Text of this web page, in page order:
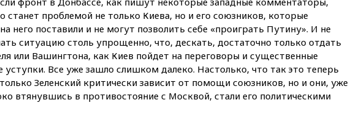
2022 года
Жуковский и
аэропорт Геленджика
возобновили работу
вчера, 19:00 Путин уточнил
порядок присвоения воинских
званий добровольцам
станет проблемой не только Киева, но и его союзников, которые
него поставили и не могут позволить себе «проиграть Путину». И не
ситуацию столь упрощенно, что, дескать, достаточно только отдать
или Вашингтона, как Киев пойдет на переговоры и существенные
уступки. Все уже зашло слишком далеко. Настолько, что так это теперь
Зеленский критически зависит от помощи союзников, но и они, уже
втянувшись в противостояние с Москвой, стали его политическими